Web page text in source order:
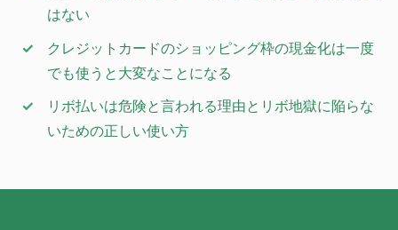
はない
クレジットカードのショッピング枠の現金化は一度
でも使うと大変なことになる
リボ払いは危険と言われる理由とリボ地獄に陥らな
いための正しい使い方